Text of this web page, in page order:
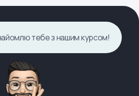
тебе з нашим курсом!